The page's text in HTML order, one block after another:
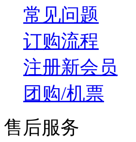
常见问题
订购流程
注册新会员
团购/机票
售后服务